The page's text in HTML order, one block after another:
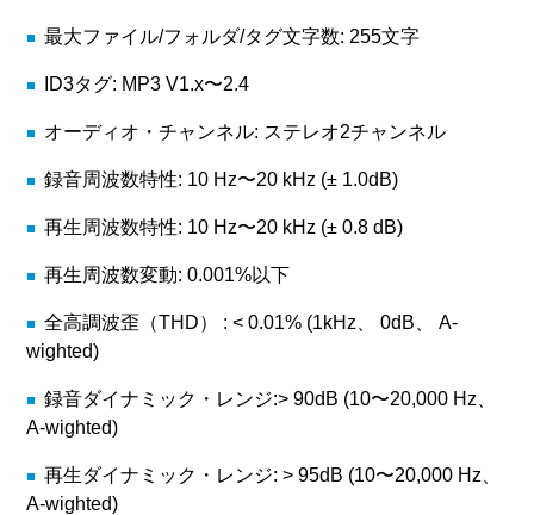
最大ファイル/フォルダ/タグ文字数: 255文字
ID3タグ: MP3 V1.x〜2.4
オーディオ・チャンネル: ステレオ2チャンネル
録音周波数特性: 10 Hz〜20 kHz (± 1.0dB)
再生周波数特性: 10 Hz〜20 kHz (± 0.8 dB)
再生周波数変動: 0.001%以下
全高調波歪（THD） : < 0.01% (1kHz、 0dB、 A-
wighted)
録音ダイナミック・レンジ:> 90dB (10〜20,000 Hz、
A-wighted)
再生ダイナミック・レンジ: > 95dB (10〜20,000 Hz、
A-wighted)